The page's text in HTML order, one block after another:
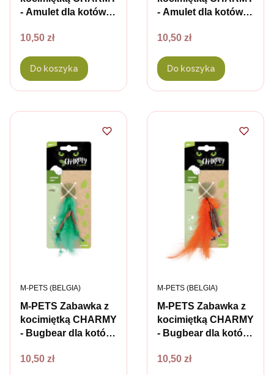
- Amulet dla kotów -
pomarańczowy
Cena
10,50 zł
Do koszyka
- Amulet dla kotów -
Cena
10,50 zł
Do koszyka
M-PETS Zabawka z
kocimiętką CHARMY
- Bugbear dla kotów
PRODUCENT
M-PETS (BELGIA)
Cena
10,50 zł
M-PETS Zabawka z
kocimiętką CHARMY
- Bugbear dla kotów
pomarańczowy
PRODUCENT
M-PETS (BELGIA)
Cena
10,50 zł